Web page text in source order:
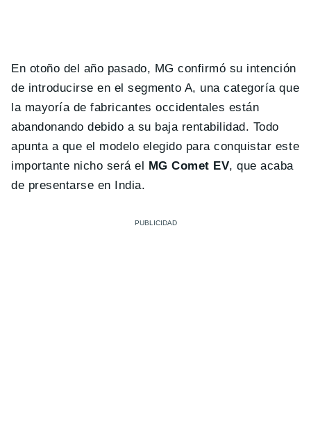
En otoño del año pasado, MG confirmó su intención
de introducirse en el segmento A, una categoría que
la mayoría de fabricantes occidentales están
abandonando debido a su baja rentabilidad. Todo
apunta a que el modelo elegido para conquistar este
importante nicho será el MG Comet EV, que acaba
de presentarse en India.